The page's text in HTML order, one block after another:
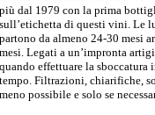
più dal 1979 con la prima
sull’etichetta di questi vini. Le
partono da almeno 24-30 mesi
mesi. Legati a un’impronta
quando effettuare la
tempo. Filtrazioni, chiarifiche,
meno possibile e solo se